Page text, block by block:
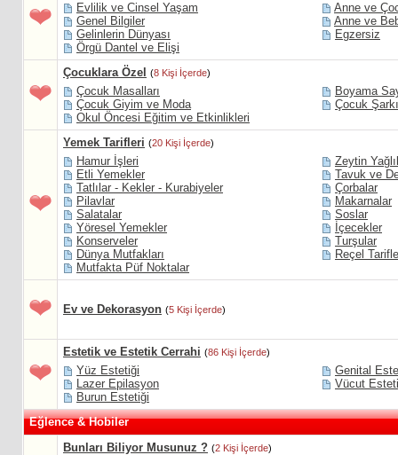
Evlilik ve Cinsel Yaşam
Anne ve
Genel Bilgiler
Anne ve
Gelinlerin Dünyası
Egzersiz
Örgü Dantel ve Elişi
Çocuklara Özel
(8 Kişi İçerde)
Çocuk Masalları
Boyama
Çocuk Giyim ve Moda
Çocuk
Okul Öncesi Eğitim ve Etkinlikleri
Yemek Tarifleri (20 Kişi İçerde)
Hamur İşleri
Zeytin
Etli Yemekler
Tavuk ve
Tatlılar - Kekler - Kurabiyeler
Çorbalar
Pilavlar
Makarnalar
Salatalar
Soslar
Yöresel Yemekler
İçecekler
Konserveler
Turşular
Dünya Mutfakları
Reçel
Mutfakta Püf Noktalar
Ev ve Dekorasyon (5 Kişi İçerde)
Estetik ve Estetik Cerrahi (86 Kişi İçerde)
Yüz Estetiği
Genital
Lazer Epilasyon
Vücut
Burun Estetiği
Eğlence & Hobiler
Bunları Biliyor Musunuz ? (2 Kişi İçerde)